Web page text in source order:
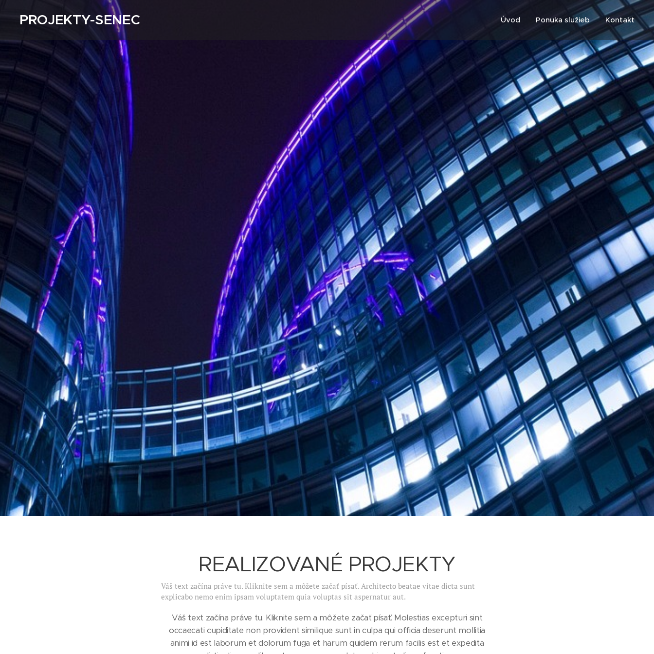
PROJEKTY-SENEC
gabriel mihálek, ing.
Úvod Ponuka služieb Kontakt
REALIZOVANÉ PROJEKTY
Váš text začína práve tu. Kliknite sem a môžete začať písať. Architecto beatae vitae dicta sunt
explicabo nemo enim ipsam voluptatem quia voluptas sit aspernatur aut.
Váš text začína práve tu. Kliknite sem a môžete začať písať. Molestias excepturi sint
occaecati cupiditate non provident similique sunt in culpa qui officia deserunt mollitia
animi id est laborum et dolorum fuga et harum quidem rerum facilis est et expedita